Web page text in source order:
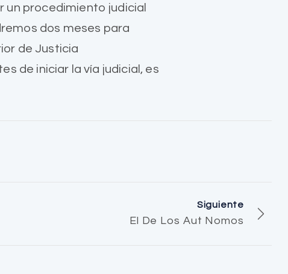
un procedimiento judicial
dos meses para
de Justicia
de iniciar la vía judicial, es
Siguiente
El De Los Aut Nomos